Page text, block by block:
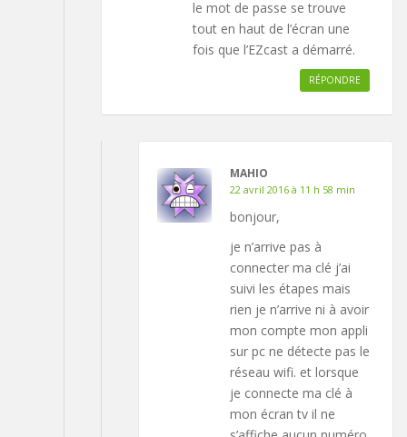
le mot de passe se trouve
tout en haut de l’écran une
fois que l’EZcast a démarré.
RÉPONDRE
MAHIO
22 avril 2016 à 11 h 58 min
bonjour,
je n’arrive pas à
connecter ma clé j’ai
suivi les étapes mais
rien je n’arrive ni à avoir
mon compte mon appli
sur pc ne détecte pas le
réseau wifi. et lorsque
je connecte ma clé à
mon écran tv il ne